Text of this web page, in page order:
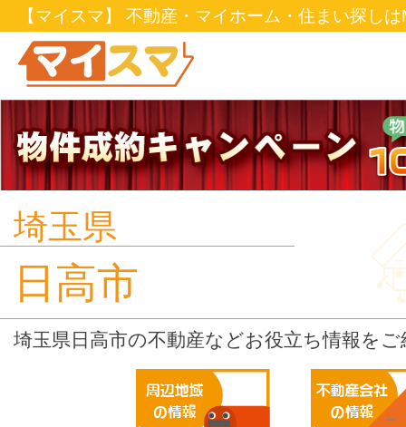
【マイスマ】 不動産・マイホーム・住まい探し
埼玉県
日高市
埼玉県日高市の不動産などお役立ち情報をご